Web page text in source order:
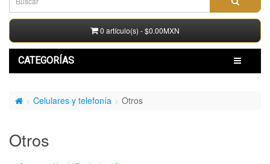
0 artículo(s) - $0.00MXN
CATEGORÍAS
Celulares y telefonía Otros
Otros